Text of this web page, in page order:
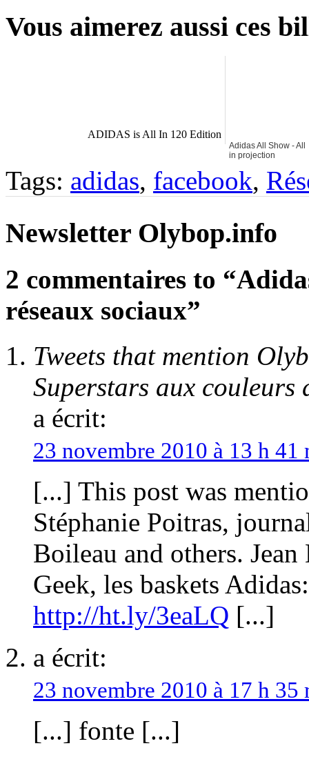
Vous aimerez aussi ces
ADIDAS is All In 120 Edition
Adidas All Show - All
in projection
un immeuble
Tags: adidas, facebook,
Newsletter Olybop.info
2 commentaires to
réseaux sociaux”
Tweets that mention
Superstars aux couleurs
a écrit:
23 novembre 2010 à 13 h 41
[...] This post was
Stéphanie Poitras,
Boileau and others.
Geek, les baskets
http://ht.ly/3eaLQ [...]
a écrit:
23 novembre 2010 à 17 h 35
[...] fonte [...]